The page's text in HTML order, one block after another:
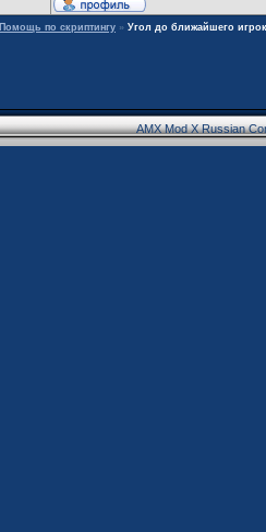
}
Помощь по скриптингу » Угол до ближайшего
AMX Mod X Russian